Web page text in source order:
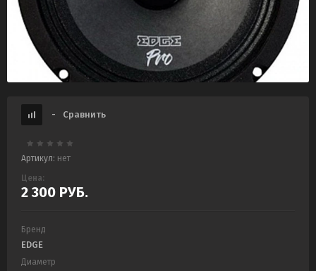
- Сравнить
Артикул: нет
Цена:
2 300 РУБ.
Бренд
EDGE
Диаметр